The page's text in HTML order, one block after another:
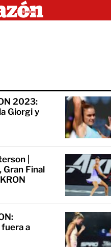
2023:
Giorgi y
|
Gran Final
fuera a